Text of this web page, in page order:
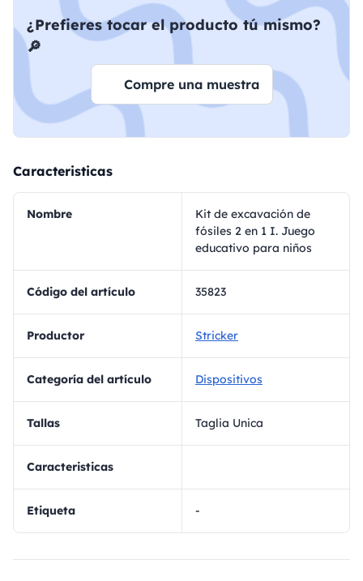
¿Prefieres tocar el producto tú mismo?
🔎
Compre una muestra
Caracteristicas
Nombre
Kit de excavación de
fósiles 2 en 1 I. Juego
educativo para niños
Código del artículo 35823
Productor Stricker
Categoría del artículo Dispositivos
Tallas Taglia Unica
Caracteristicas
Etiqueta -